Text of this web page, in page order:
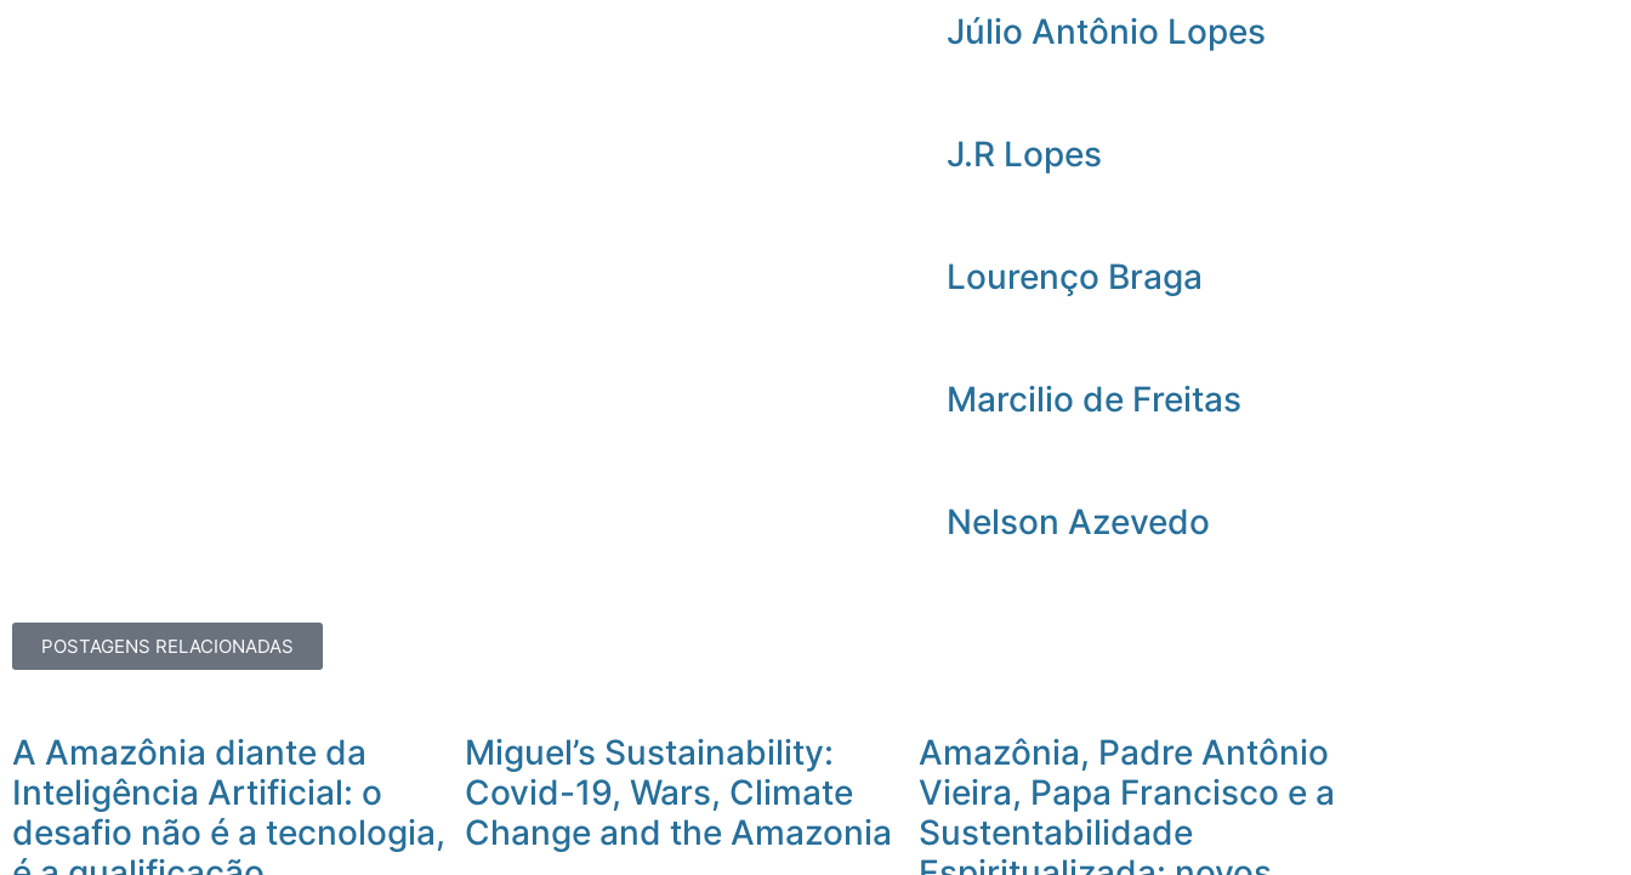
Júlio Antônio Lopes
J.R Lopes
Lourenço Braga
Marcilio de Freitas
Nelson Azevedo
POSTAGENS RELACIONADAS
A Amazônia diante da
Inteligência Artificial: o
desafio não é a tecnologia,
Miguel’s Sustainability:
Covid-19, Wars, Climate
Change and the Amazonia
Amazônia, Padre Antônio
Vieira, Papa Francisco e a
Sustentabilidade